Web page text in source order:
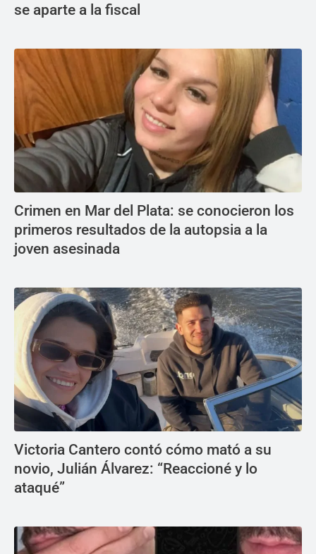
se aparte a la fiscal
Crimen en Mar del Plata: se conocieron los
primeros resultados de la autopsia a la
joven asesinada
Victoria Cantero contó cómo mató a su
novio, Julián Álvarez: “Reaccioné y lo
ataqué”